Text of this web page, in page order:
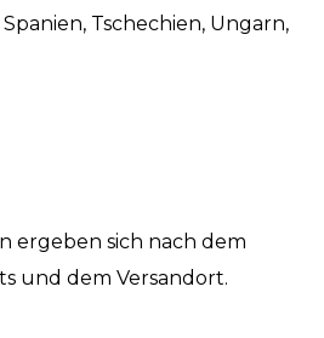
Tschechien, Ungarn,
ergeben sich nach dem
und dem Versandort.